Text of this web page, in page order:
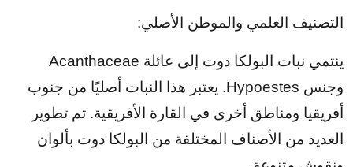
التصنيف العلمي والموطن الأصلي:
ينتمي نبات البولكا دوت إلى عائلة Acanthaceae
وجنس Hypoestes. يعتبر هذا النبات أصليًا من جنوب
أفريقيا ومناطق أخرى في القارة الأفريقية. تم تطوير
العديد من الأصناف المختلفة من البولكا دوت بألوان